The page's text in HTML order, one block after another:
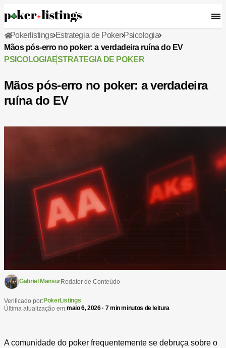
Pokerlistings Estrategia de Poker Psicologia
Mãos pós-erro no poker: a verdadeira ruína do EV
PSICOLOGIAESTRATEGIA DE POKER
Mãos pós-erro no poker: a verdadeira
ruína do EV
Gabriel MansurRedator de Conteúdo
Verificado por:PokerListings
Última atualização em:maio 6, 2026 · 7 min minutos de leitura
A comunidade do poker frequentemente se debruça sobre o